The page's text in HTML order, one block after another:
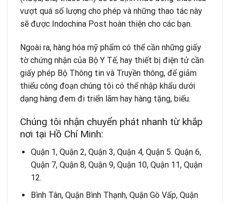
vượt quá số lượng cho phép và những thao tác này
sẽ được Indochina Post hoàn thiện cho các bạn.
Ngoài ra, hàng hóa mỹ phẩm có thể cần những giấy
tờ chứng nhận của Bộ Y Tế, hay thiết bị điện tử cần
giấy phép Bộ Thông tin và Truyền thông, để giảm
thiểu công đoạn chúng tôi có thể nhập khẩu dưới
dạng hàng đem đi triển lãm hay hàng tặng, biếu.
Chúng tôi nhận chuyển phát nhanh từ khắp
nơi tại Hồ Chí Minh:
Quận 1, Quận 2, Quận 3, Quận 4, Quận 5. Quận 6,
Quận 7, Quận 8, Quận 9, Quận 10, Quận 11, Quận
12.
Bình Tân, Quận Bình Thạnh, Quận Gò Vấp, Quận